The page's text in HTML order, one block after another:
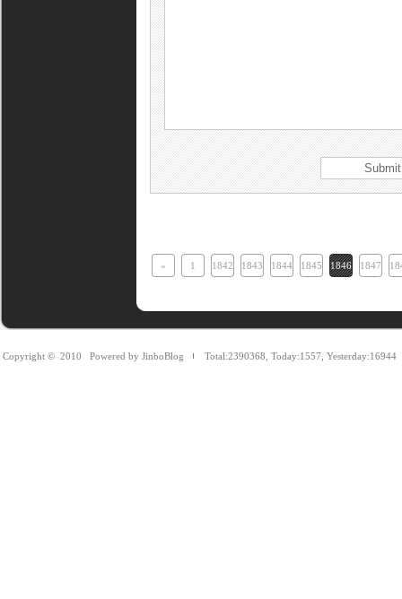
« 1 1842 1843 1844 1845 1846 1847
Copyright © 2010 Powered by JinboBlog Total:2390368 Today:1557 Yesterday:16944